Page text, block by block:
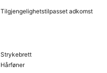
Tilgjengelighetstilpasset adkomst
Strykebrett
Hårføner